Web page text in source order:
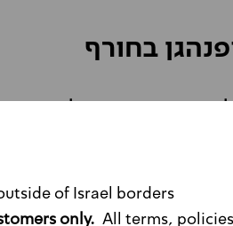
בחורף
כמה טיפים חשובים לנהיגה
בחודשים אלו:
מספר טיפים חשובים לנהיגה ברכב
All terms,
of Israel borders